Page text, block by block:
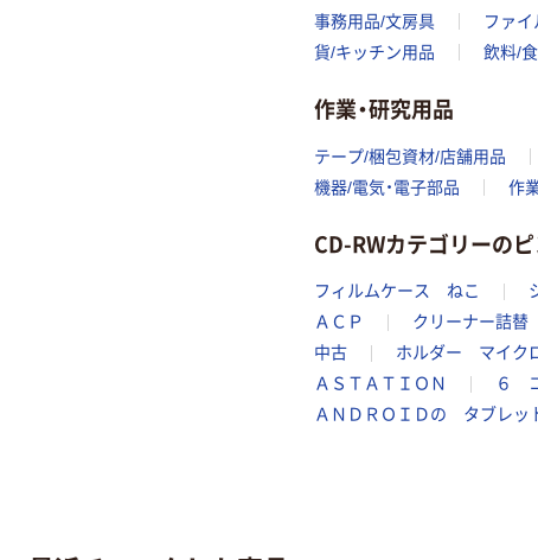
事務用品/文房具 ファイ
貨/キッチン用品
飲料/
作業・研究用品
テープ/梱包資材/店舗用品
機器/電気・電子部品
作
CD-RWカテゴリーの
フィルムケース ねこ
ＡＣＰ
クリーナー詰替
中古
ホルダー マイク
ＡＳＴＡＴＩＯＮ
６
ＡＮＤＲＯＩＤの タブレッ